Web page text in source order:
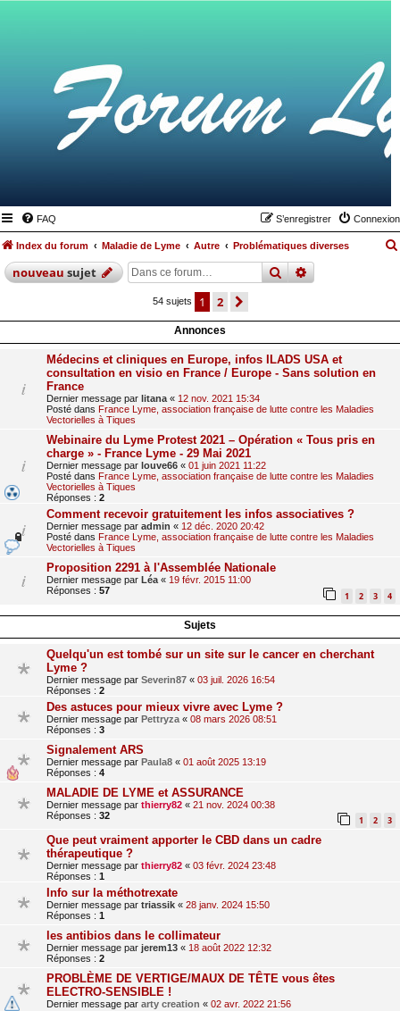
FAQ Connexion
S’enregistrer
Index du forum Maladie de Lyme Autre Problématiques diverses
nouveausujet rechercher
recherche
54 sujets 1 2
Annonces
Médecins et cliniques en Europe, infos ILADS USA et
consultation en visio en France / Europe - Sans solution en
France
Dernier message par litana « 12 nov. 2021 15:34
Posté dans France Lyme, association française de lutte contre les Maladies
Vectorielles à Tiques
Webinaire du Lyme Protest 2021 – Opération « Tous pris en
charge » - France Lyme - 29 Mai 2021
Dernier message par louve66 « 01 juin 2021 11:22
Posté dans France Lyme, association française de lutte contre les Maladies
Vectorielles à Tiques
Réponses : 2
Comment recevoir gratuitement les infos associatives ?
Dernier message par admin « 12 déc. 2020 20:42
Posté dans France Lyme, association française de lutte contre les Maladies
Vectorielles à Tiques
Proposition 2291 à l'Assemblée Nationale
Dernier message par Léa « 19 févr. 2015 11:00
Réponses : 57 1 2 3 4
Sujets
Quelqu'un est tombé sur un site sur le cancer en cherchant
Lyme ?
Dernier message par Severin87 « 03 juil. 2026 16:54
Réponses : 2
Des astuces pour mieux vivre avec Lyme ?
Dernier message par Pettryza « 08 mars 2026 08:51
Réponses : 3
Signalement ARS
Dernier message par Paula8 « 01 août 2025 13:19
Réponses : 4
MALADIE DE LYME et ASSURANCE
Dernier message par thierry82 « 21 nov. 2024 00:38
Réponses : 32 1 2 3
Que peut vraiment apporter le CBD dans un cadre
thérapeutique ?
Dernier message par thierry82 « 03 févr. 2024 23:48
Réponses : 1
Info sur la méthotrexate
Dernier message par triassik « 28 janv. 2024 15:50
Réponses : 1
les antibios dans le collimateur
Dernier message par jerem13 « 18 août 2022 12:32
Réponses : 2
PROBLÈME DE VERTIGE/MAUX DE TÊTE vous êtes
ELECTRO-SENSIBLE !
Dernier message par arty creation « 02 avr. 2022 21:56